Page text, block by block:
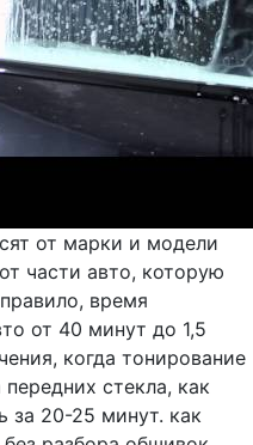
от марки и модели
части авто, которую
время
от 40 минут до 1,5
когда тонирование
стекла, как
за 20-25 минут. как